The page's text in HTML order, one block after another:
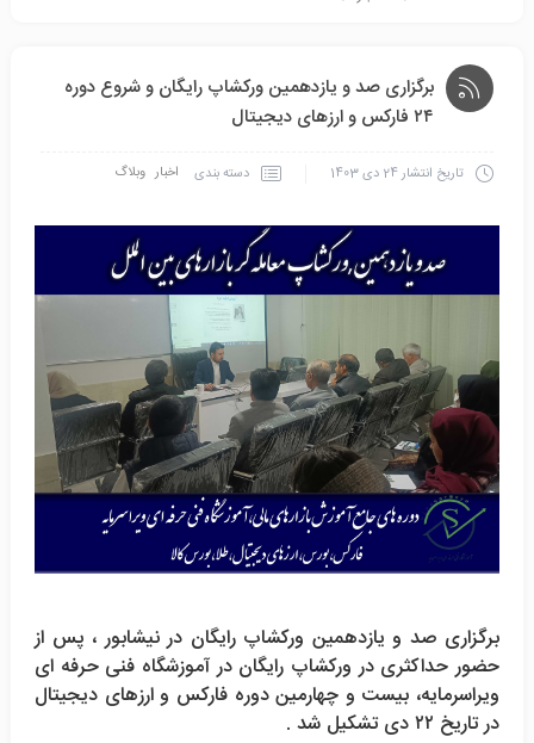
برگزاری صد و یازدهمین ورکشاپ رایگان و شروع دوره
۲۴ فارکس و ارزهای دیجیتال
تاریخ انتشار24 دی 1403 دسته بندی اخبار وبلاگ
برگزاری صد و یازدهمین ورکشاپ رایگان در نیشابور ، پس از
حضور حداکثری در ورکشاپ رایگان در آموزشگاه فنی حرفه ای
ویراسرمایه، بیست و چهارمین دوره فارکس و ارزهای دیجیتال
در تاریخ ۲۲ دی تشکیل شد .